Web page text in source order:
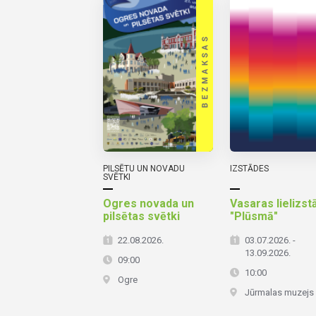
PILSĒTU UN NOVADU
SVĒTKI
Ogres novada un
pilsētas svētki
22.08.2026.
09:00
Ogre
IZSTĀDES
Vasaras
"Plūsmā"
03.07.2026. -
13.09.2026.
10:00
Jūrmalas muzejs